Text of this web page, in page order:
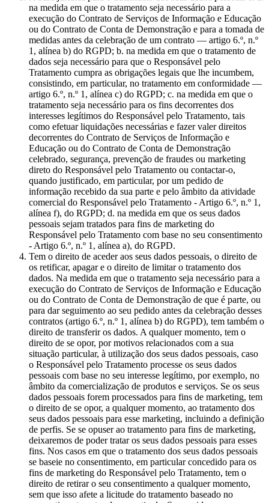
na medida em que o tratamento seja necessário para a
execução do Contrato de Serviços de Informação e Educação
ou do Contrato de Conta de Demonstração e para a tomada de
medidas antes da celebração de um contrato — artigo 6.º, n.º
1, alínea b) do RGPD; b. na medida em que o tratamento de
dados seja necessário para que o Responsável pelo
Tratamento cumpra as obrigações legais que lhe incumbem,
consistindo, em particular, no tratamento em conformidade —
artigo 6.º, n.º 1, alínea c) do RGPD; c. na medida em que o
tratamento seja necessário para os fins decorrentes dos
interesses legítimos do Responsável pelo Tratamento, tais
como efetuar liquidações necessárias e fazer valer direitos
decorrentes do Contrato de Serviços de Informação e
Educação ou do Contrato de Conta de Demonstração
celebrado, segurança, prevenção de fraudes ou marketing
direto do Responsável pelo Tratamento ou contactar-o,
quando justificado, em particular, por um pedido de
informação recebido da sua parte e pelo âmbito da atividade
comercial do Responsável pelo Tratamento - Artigo 6.º, n.º 1,
alínea f), do RGPD; d. na medida em que os seus dados
pessoais sejam tratados para fins de marketing do
Responsável pelo Tratamento com base no seu consentimento
- Artigo 6.º, n.º 1, alínea a), do RGPD.
Tem o direito de aceder aos seus dados pessoais, o direito de
os retificar, apagar e o direito de limitar o tratamento dos
dados. Na medida em que o tratamento seja necessário para a
execução do Contrato de Serviços de Informação e Educação
ou do Contrato de Conta de Demonstração de que é parte, ou
para dar seguimento ao seu pedido antes da celebração desses
contratos (artigo 6.º, n.º 1, alínea b) do RGPD), tem também o
direito de transferir os dados. A qualquer momento, tem o
direito de se opor, por motivos relacionados com a sua
situação particular, à utilização dos seus dados pessoais, caso
o Responsável pelo Tratamento processe os seus dados
pessoais com base no seu interesse legítimo, por exemplo, no
âmbito da comercialização de produtos e serviços. Se os seus
dados pessoais forem processados para fins de marketing, tem
o direito de se opor, a qualquer momento, ao tratamento dos
seus dados pessoais para esse marketing, incluindo a definição
de perfis. Se se opuser ao tratamento para fins de marketing,
deixaremos de poder tratar os seus dados pessoais para esses
fins. Nos casos em que o tratamento dos seus dados pessoais
se baseie no consentimento, em particular concedido para os
fins de marketing do Responsável pelo Tratamento, tem o
direito de retirar o seu consentimento a qualquer momento,
sem que isso afete a licitude do tratamento baseado no